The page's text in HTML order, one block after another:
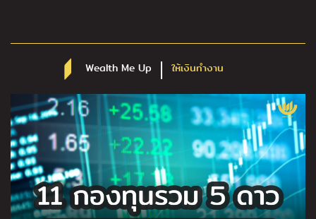
Wealth Me Up ให้เงินทำงาน